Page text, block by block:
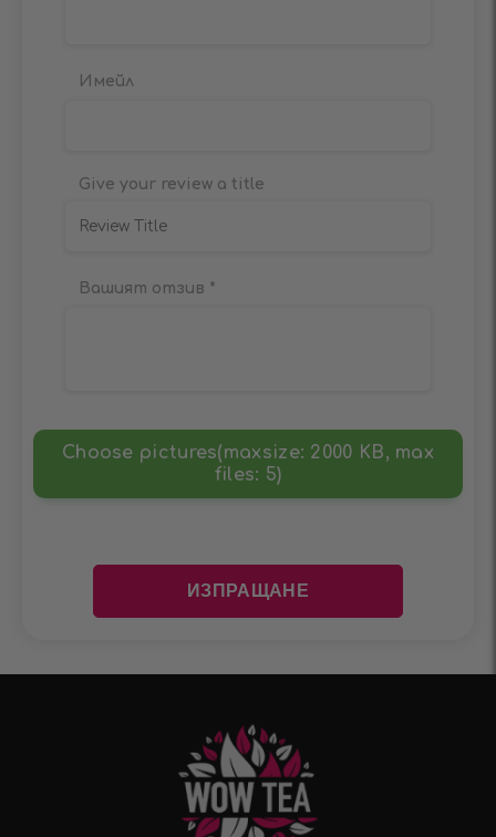
Give your review a title
Вашият отзив *
Choose pictures(maxsize: 2000 KB, max
files: 5)
Имейл